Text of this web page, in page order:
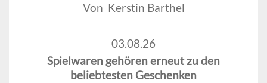
Von Kerstin Barthel
03.08.26
Spielwaren gehören erneut zu den
beliebtesten Geschenken